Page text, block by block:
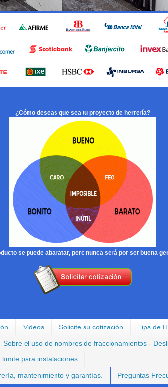
¿Cómo deseas que sea tu proyecto de herrería?
se puede abaratar, pero nunca será por ser buena
Videos Solicite su cotización Tips de
Sobre el uso de nombres de fraccionamientos -
para instalaciones
mantenimiento y garantías. Preguntas